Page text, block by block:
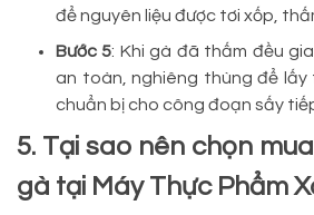
để nguyên liệu được tơi xốp,
Bước 5: Khi gà đã thấm đều
an toàn, nghiêng thùng để lấy
chuẩn bị cho công đoạn sấy
5. Tại sao nên chọn
gà tại Máy Thực Phẩm